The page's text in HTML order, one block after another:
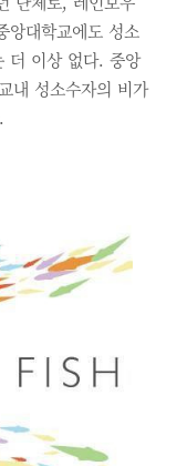
앙대학교에도 성소
더 이상 없다. 중앙
내 성소수자의 비가